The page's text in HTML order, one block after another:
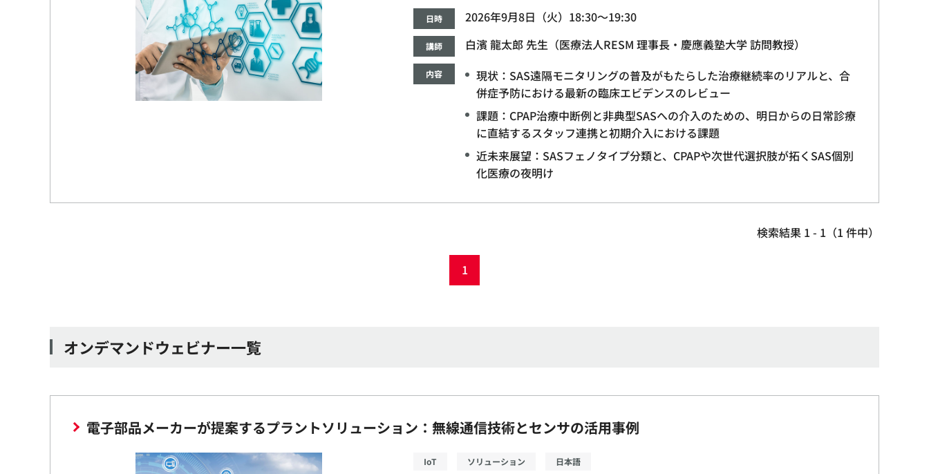
日時 2026年9月8日（火）18:30～19:30
講師 白濱 龍太郎 先生（医療法人RESM 理事長・慶應義塾大学 訪問教授）
内容
現状：SAS遠隔モニタリングの普及がもたらした治療継続率のリアルと、合
併症予防における最新の臨床エビデンスのレビュー
課題：CPAP治療中断例と非典型SASへの介入のための、明日からの日常診療
に直結するスタッフ連携と初期介入における課題
近未来展望：SASフェノタイプ分類と、CPAPや次世代選択肢が拓くSAS個別
化医療の夜明け
検索結果 1 - 1（1 件中）
1
オンデマンドウェビナー一覧
電子部品メーカーが提案するプラントソリューション：無線通信技術とセンサの活用事例
IoT ソリューション 日本語